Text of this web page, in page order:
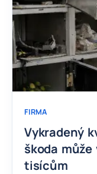
FIRMA
Vykradený
škoda
tisícům